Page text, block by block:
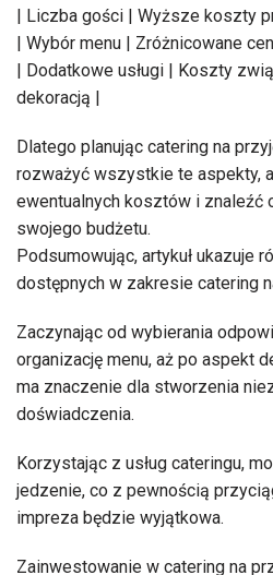
| Liczba gości | Wyższe koszty
| Wybór menu | Zróżnicowane
| Dodatkowe usługi | Koszty
dekoracją |
Dlatego planując catering na
rozważyć wszystkie te aspekty,
ewentualnych kosztów i znaleźć
swojego budżetu.
Podsumowując, artykuł ukazuje
dostępnych w zakresie catering
Zaczynając od wybierania
organizację menu, aż po aspekt
ma znaczenie dla stworzenia
doświadczenia.
Korzystając z usług cateringu,
jedzenie, co z pewnością
impreza będzie wyjątkowa.
Zainwestowanie w catering na